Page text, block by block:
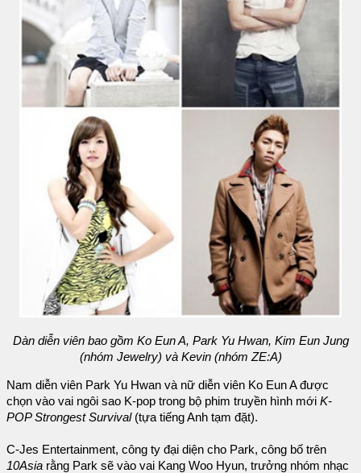
Dàn diễn viên bao gồm Ko Eun A, Park Yu Hwan, Kim Eun Jung
(nhóm Jewelry) và Kevin (nhóm ZE:A)
Nam diễn viên Park Yu Hwan và nữ diễn viên Ko Eun A được
chọn vào vai ngôi sao K-pop trong bộ phim truyền hình mới K-
POP Strongest Survival(tựa tiếng Anh tạm đặt).
C-Jes Entertainment, công ty đại diện cho Park, công bố trên
10Asia rằng Park sẽ vào vai Kang Woo Hyun, trưởng nhóm nhạc